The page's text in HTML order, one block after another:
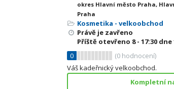
okres Hlavní město Praha,
Praha
Kosmetika - velkoobchod
Právě je zavřeno
Příště otevřeno 8 - 17:30 dne
0
(0 hodnocení)
Váš kadeřnický velkoobchod.
Kompletní